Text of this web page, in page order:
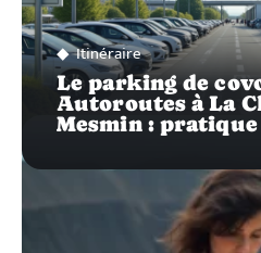
Itinéraire
Le parking de
Autoroutes à La
Mesmin :